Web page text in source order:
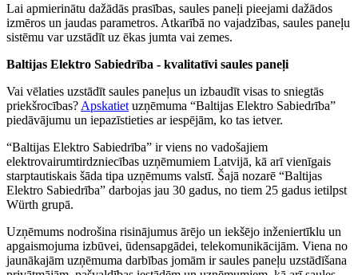
Lai apmierinātu dažādās prasības, saules paneļi pieejami dažādos
izmēros un jaudas parametros. Atkarībā no vajadzības, saules paneļu
sistēmu var uzstādīt uz ēkas jumta vai zemes.
Baltijas Elektro Sabiedrība - kvalitatīvi saules paneļi
Vai vēlaties uzstādīt saules paneļus un izbaudīt visas to sniegtās
priekšrocības? Apskatiet uzņēmuma “Baltijas Elektro Sabiedrība”
piedāvājumu un iepazīstieties ar iespējām, ko tas ietver.
“Baltijas Elektro Sabiedrība” ir viens no vadošajiem
elektrovairumtirdzniecības uzņēmumiem Latvijā, kā arī vienīgais
starptautiskais šāda tipa uzņēmums valstī. Šajā nozarē “Baltijas
Elektro Sabiedrība” darbojas jau 30 gadus, no tiem 25 gadus ietilpst
Würth grupā.
Uzņēmums nodrošina risinājumus ārējo un iekšējo inženiertīklu un
apgaismojuma izbūvei, ūdensapgādei, telekomunikācijām. Viena no
jaunākajām uzņēmuma darbības jomām ir saules paneļu uzstādīšana